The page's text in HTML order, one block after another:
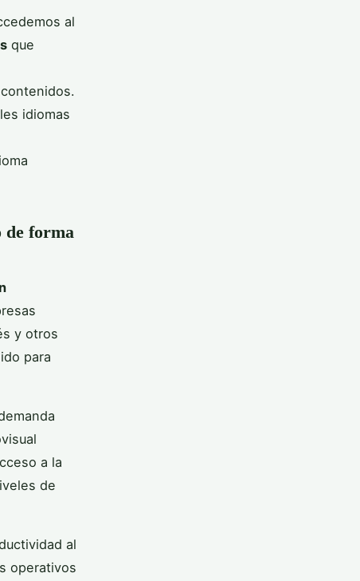
al
que
idiomas
de forma
y otros
para
a la
de
al
operativos